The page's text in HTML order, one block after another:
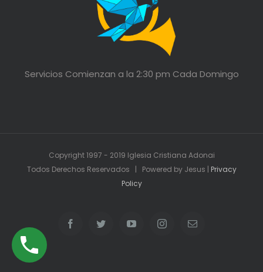
Servicios Comienzan a la 2:30 pm Cada Domingo
Copyright 1997 - 2019 Iglesia Cristiana Adonai
Todos Derechos Reservados | Powered by Jesus | Privacy
Policy
FacebookTwitter YouTubeInstagramEmail